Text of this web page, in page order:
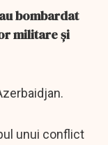
bombardat
militare și
unui conflict